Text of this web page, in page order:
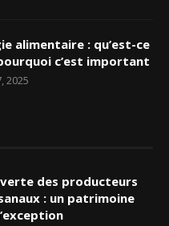
alimentaire : qu’est-ce
c’est important
2025
des producteurs
: un patrimoine